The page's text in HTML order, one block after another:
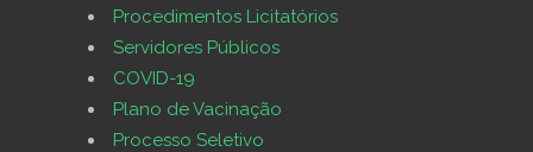
Procedimentos Licitatórios
Servidores Públicos
COVID-19
Plano de Vacinação
Processo Seletivo